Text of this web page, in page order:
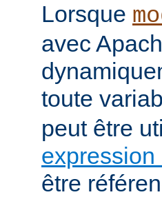
Lorsque
avec
toute
peut être
expression
être